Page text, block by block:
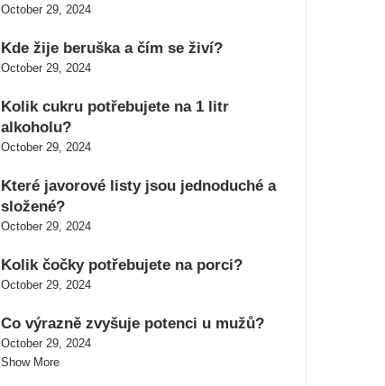
October 29, 2024
Kde žije beruška a čím se živí?
October 29, 2024
Kolik cukru potřebujete na 1 litr
alkoholu?
October 29, 2024
Které javorové listy jsou jednoduché a
složené?
October 29, 2024
Kolik čočky potřebujete na porci?
October 29, 2024
Co výrazně zvyšuje potenci u mužů?
October 29, 2024
Show More